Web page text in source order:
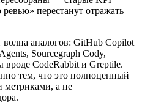
перестанут отражать
аналогов: GitHub Copilot
Sourcegraph Cody,
вроде CodeRabbit и Greptile.
тем, что это полноценный
метриками, а не